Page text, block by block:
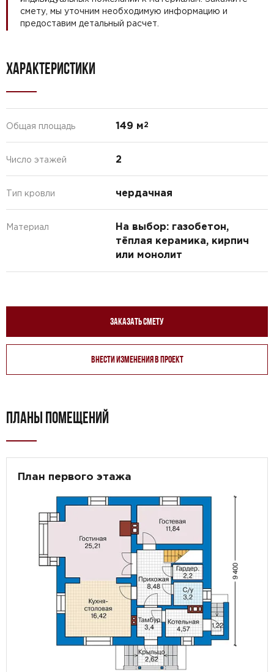
смету, мы уточним необходимую информацию и
предоставим детальный расчет.
ХАРАКТЕРИСТИКИ
Общая площадь 149 м2
Число этажей 2
Тип кровли чердачная
Материал
На выбор: газобетон,
тёплая керамика, кирпич
или монолит
Заказать смету
Внести изменения в проект
ПЛАНЫ ПОМЕЩЕНИЙ
План первого этажа